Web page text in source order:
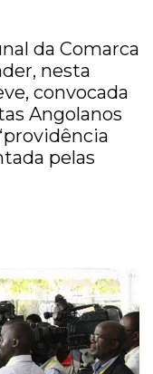
da Comarca
nesta
convocada
Angolanos
pelas